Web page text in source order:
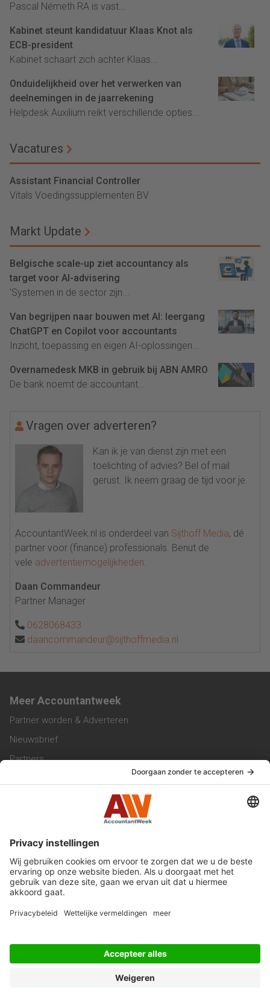
Pascal Németh RA is vast...
Kabinet steunt kandidatuur Klaas Knot als
ECB-president
Kabinet schaart zich achter Klaas...
Onduidelijkheid over het verwerken van
deelnemingen in de jaarrekening
Helpdesk Auxilium reikt verschillende opties...
Vacatures
Assistant Financial Controller
Vitals Voedingssupplementen BV
Markt Update
Belgische scale-up ziet accountancy als
target voor AI-advisering
'Systemen in de sector zijn...
Van begrijpen naar bouwen met AI: leergang
ChatGPT en Copilot voor accountants
Inzicht, toepassing en eigen AI-oplossingen...
Overnamedesk MKB in gebruik bij ABN AMRO
De bank noemt de accountant...
Vragen over adverteren?
Kan ik je van dienst zijn met een
toelichting of advies? Bel of mail
gerust. Ik neem graag de tijd voor je.
AccountantWeek.nl is onderdeel van Sijthoff Media, dé
partner voor (finance) professionals. Benut de
vele advertentiemogelijkheden.
Daan Commandeur
Partner Manager
0628068433
daancommandeur@sijthoffmedia.nl
Meer Accountantweek
Partner worden & Adverteren
Nieuwsbrief
Partners
Werken bij ons
Privacy Statement
Algemene Voorwaarden
Privacyinstellingen